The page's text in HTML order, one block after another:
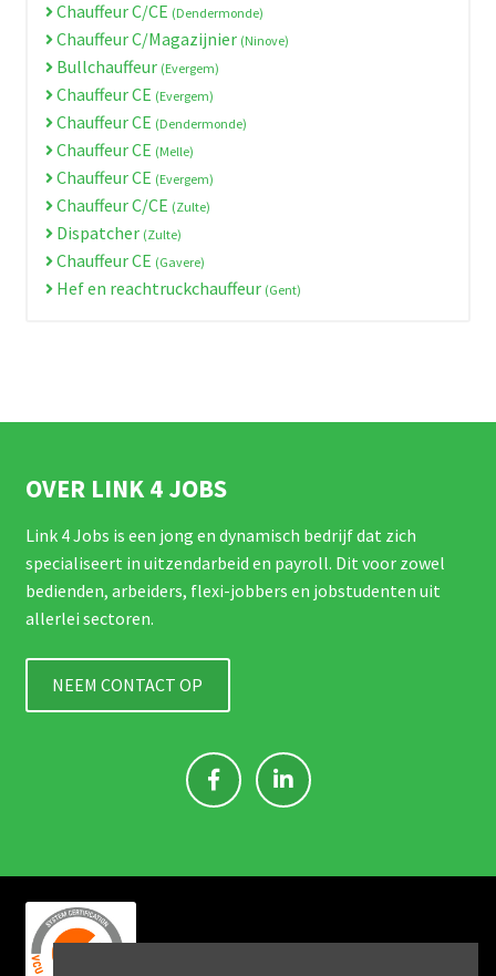
Chauffeur C/CE (Dendermonde)
Chauffeur C/Magazijnier (Ninove)
Bullchauffeur (Evergem)
Chauffeur CE (Evergem)
Chauffeur CE (Dendermonde)
Chauffeur CE (Melle)
Chauffeur CE (Evergem)
Chauffeur C/CE (Zulte)
Dispatcher (Zulte)
Chauffeur CE (Gavere)
Hef en reachtruckchauffeur (Gent)
OVER LINK 4 JOBS
Link 4 Jobs is een jong en dynamisch bedrijf dat zich
specialiseert in uitzendarbeid en payroll. Dit voor zowel
bedienden, arbeiders, flexi-jobbers en jobstudenten uit
allerlei sectoren.
NEEM CONTACT OP